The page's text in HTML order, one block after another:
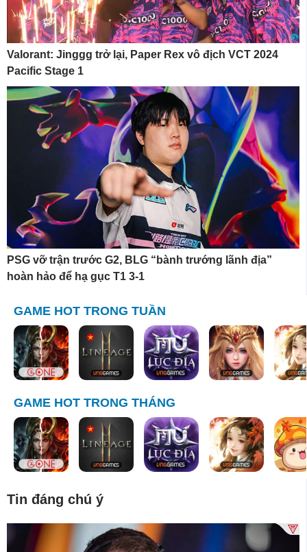
Valorant: Jinggg trở lại, Paper Rex vô địch VCT 2024
Pacific Stage 1
PSG vỡ trận trước G2, BLG “bành trướng lãnh địa”
hoàn hảo để hạ gục T1 3-1
GAME HOT TRONG TUẦN
GAME HOT TRONG THÁNG
Tin đáng chú ý